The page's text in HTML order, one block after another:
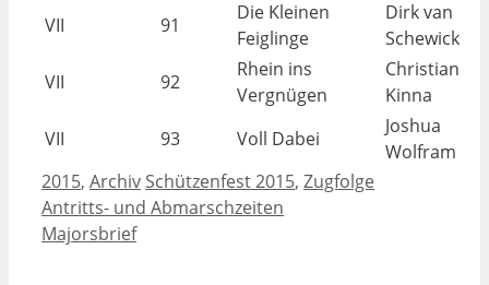
VII 91
Die Kleinen
Feiglinge
Dirk van
Schewick
VII
92
Rhein ins
Vergnügen
Christian
Kinna
VII
93 Voll Dabei
Joshua
Wolfram
Kategorien
2015, Archiv Schlagwörter
Schützenfest 2015, Zugfolge
Antritts- und Abmarschzeiten
Majorsbrief